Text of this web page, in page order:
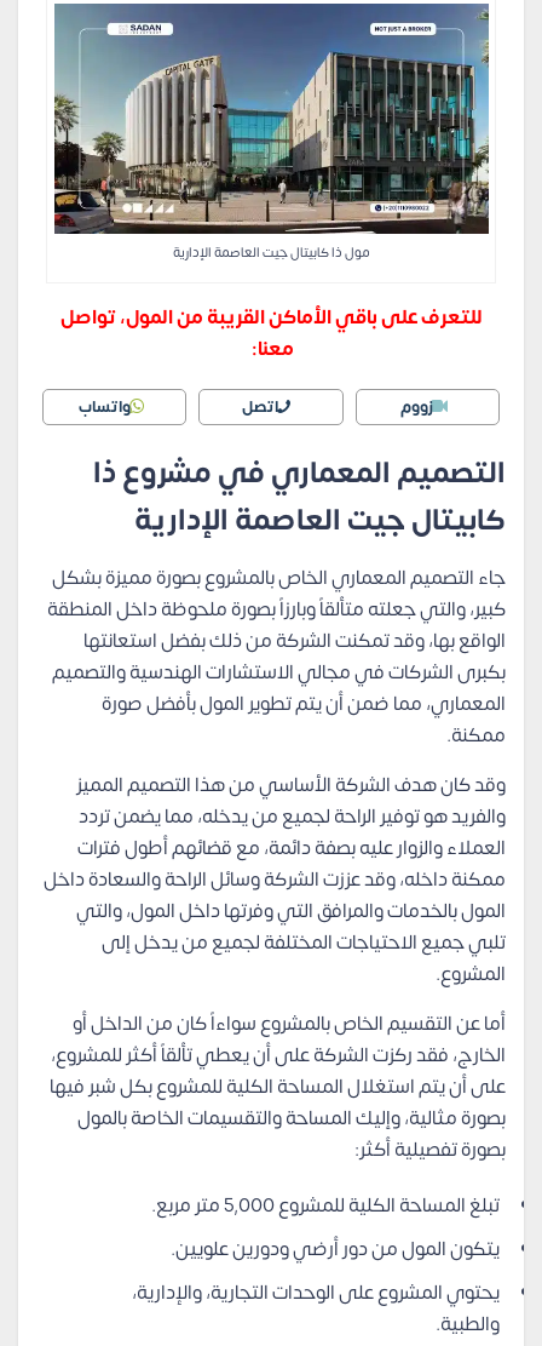
مول ذا كابيتال جيت العاصمة الإدارية
للتعرف على باقي الأماكن القريبة من المول، تواصل
معنا:
زووم اتصل واتساب
التصميم المعماري في مشروع ذا
كابيتال جيت العاصمة الإدارية
جاء التصميم المعماري الخاص بالمشروع بصورة مميزة بشكل
كبير، والتي جعلته متألقاً وبارزاً بصورة ملحوظة داخل المنطقة
الواقع بها، وقد تمكنت الشركة من ذلك بفضل استعانتها
بكبرى الشركات في مجالي الاستشارات الهندسية والتصميم
المعماري، مما ضمن أن يتم تطوير المول بأفضل صورة
ممكنة.
وقد كان هدف الشركة الأساسي من هذا التصميم المميز
والفريد هو توفير الراحة لجميع من يدخله، مما يضمن تردد
العملاء والزوار عليه بصفة دائمة، مع قضائهم أطول فترات
ممكنة داخله، وقد عززت الشركة وسائل الراحة والسعادة داخل
المول بالخدمات والمرافق التي وفرتها داخل المول، والتي
تلبي جميع الاحتياجات المختلفة لجميع من يدخل إلى
المشروع.
أما عن التقسيم الخاص بالمشروع سواءاً كان من الداخل أو
الخارج، فقد ركزت الشركة على أن يعطي تألقاً أكثر للمشروع،
على أن يتم استغلال المساحة الكلية للمشروع بكل شبر فيها
بصورة مثالية، وإليك المساحة والتقسيمات الخاصة بالمول
بصورة تفصيلية أكثر:
تبلغ المساحة الكلية للمشروع 5,000 متر مربع.
يتكون المول من دور أرضي ودورين علويين.
يحتوي المشروع على الوحدات التجارية، والإدارية،
والطبية.